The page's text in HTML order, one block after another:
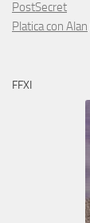
PostSecret
Platica con Alan
FFXI